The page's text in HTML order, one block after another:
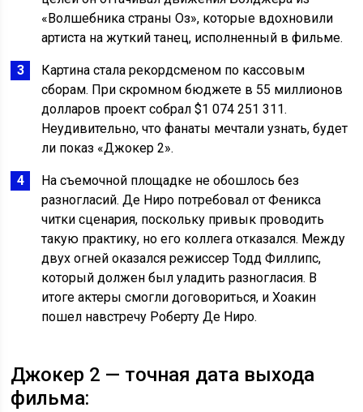
«Волшебника страны Оз», которые вдохновили
артиста на жуткий танец, исполненный в фильме.
Картина стала рекордсменом по кассовым
сборам. При скромном бюджете в 55 миллионов
долларов проект собрал $1 074 251 311.
Неудивительно, что фанаты мечтали узнать, будет
ли показ «Джокер 2».
На съемочной площадке не обошлось без
разногласий. Де Ниро потребовал от Феникса
читки сценария, поскольку привык проводить
такую практику, но его коллега отказался. Между
двух огней оказался режиссер Тодд Филлипс,
который должен был уладить разногласия. В
итоге актеры смогли договориться, и Хоакин
пошел навстречу Роберту Де Ниро.
Джокер 2 — точная дата выхода
фильма: